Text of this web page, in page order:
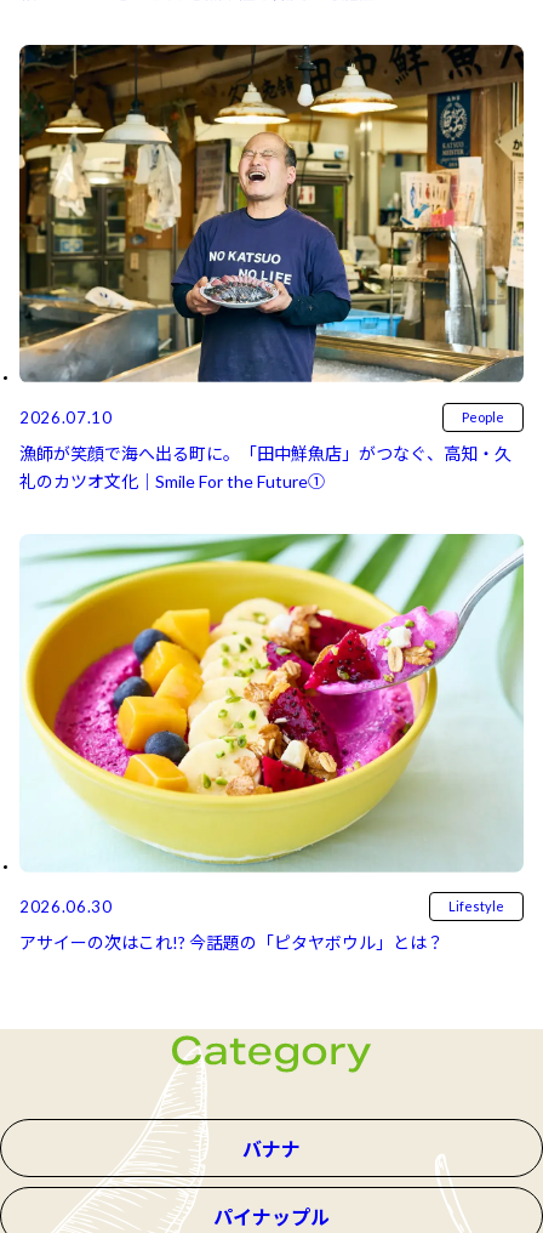
2026.07.10 People
漁師が笑顔で海へ出る町に。「田中鮮魚店」がつなぐ、高知・久
礼のカツオ文化｜Smile For the Future①
2026.06.30 Lifestyle
アサイーの次はこれ!? 今話題の「ピタヤボウル」とは？
バナナ
パイナップル